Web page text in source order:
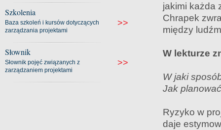
Szkolenia
Baza szkoleń i kursów dotyczących
zarządzania projektami
>>
Słownik
Słownik pojęć związanych z
zarządzaniem projektami
>>
jakimi każda
Chrapek
między
W lekturze
W jaki
Jak
Ryzyko w
daje